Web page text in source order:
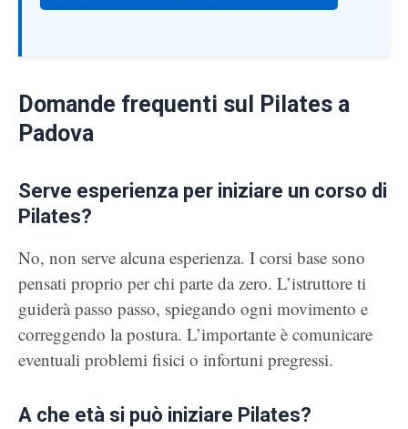
Domande frequenti sul Pilates a
Padova
Serve esperienza per iniziare un corso di
Pilates?
No, non serve alcuna esperienza. I corsi base sono
pensati proprio per chi parte da zero. L’istruttore ti
guiderà passo passo, spiegando ogni movimento e
correggendo la postura. L’importante è comunicare
eventuali problemi fisici o infortuni pregressi.
A che età si può iniziare Pilates?